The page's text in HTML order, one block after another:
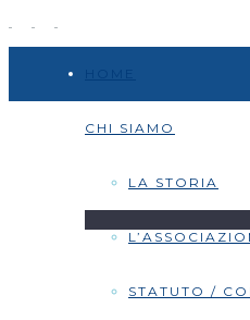
CHI SIAMO
LA STORIA
STATUTO /